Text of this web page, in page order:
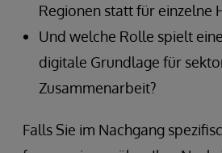
Regionen statt für einzelne
Und welche Rolle spielt
digitale Grundlage für
Zusammenarbeit?
Falls Sie im Nachgang